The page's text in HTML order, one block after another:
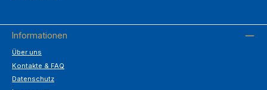
Informationen
Über uns
Kontakte & FAQ
Datenschutz